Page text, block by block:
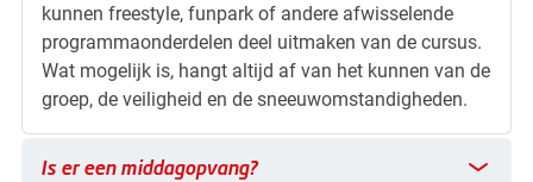
kunnen freestyle, funpark of andere afwisselende
programmaonderdelen deel uitmaken van de cursus.
Wat mogelijk is, hangt altijd af van het kunnen van de
groep, de veiligheid en de sneeuwomstandigheden.
Is er een middagopvang?